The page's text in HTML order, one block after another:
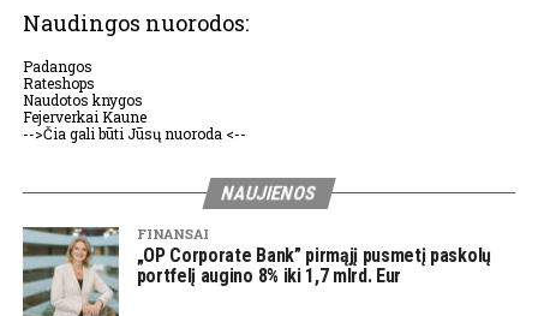
Naudingos nuorodos:
Padangos
Rateshops
Naudotos knygos
Fejerverkai Kaune
-->Čia gali būti Jūsų nuoroda <--
NAUJIENOS
FINANSAI
„OP Corporate Bank” pirmąjį pusmetį paskolų
portfelį augino 8% iki 1,7 mlrd. Eur